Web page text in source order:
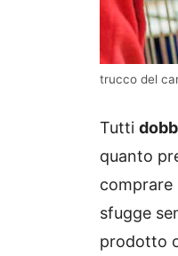
trucco del
Tutti
quanto
comprare
sfugge
prodotto